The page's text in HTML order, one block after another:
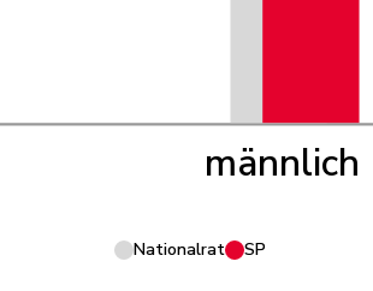
männlich
Nationalrat SP